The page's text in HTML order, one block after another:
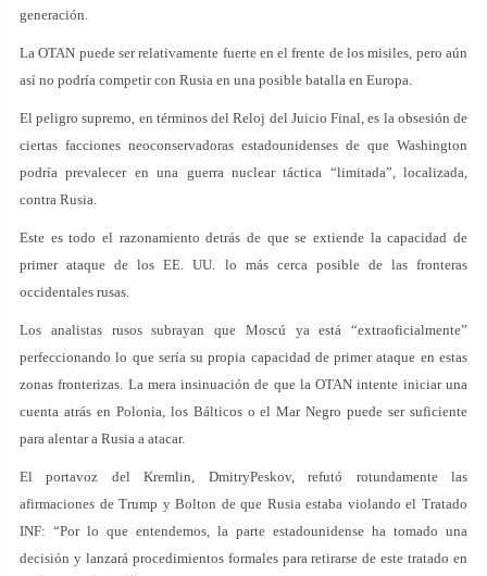
generación.
La OTAN puede ser relativamente fuerte en el frente de los misiles, pero aún
así no podría competir con Rusia en una posible batalla en Europa.
El peligro supremo, en términos del Reloj del Juicio Final, es la obsesión de
ciertas facciones neoconservadoras estadounidenses de que Washington
podría prevalecer en una guerra nuclear táctica “limitada”, localizada,
contra Rusia.
Este es todo el razonamiento detrás de que se extiende la capacidad de
primer ataque de los EE. UU. lo más cerca posible de las fronteras
occidentales rusas.
Los analistas rusos subrayan que Moscú ya está “extraoficialmente”
perfeccionando lo que sería su propia capacidad de primer ataque en estas
zonas fronterizas. La mera insinuación de que la OTAN intente iniciar una
cuenta atrás en Polonia, los Bálticos o el Mar Negro puede ser suficiente
para alentar a Rusia a atacar.
El portavoz del Kremlin, DmitryPeskov, refutó rotundamente las
afirmaciones de Trump y Bolton de que Rusia estaba violando el Tratado
INF: “Por lo que entendemos, la parte estadounidense ha tomado una
decisión y lanzará procedimientos formales para retirarse de este tratado en